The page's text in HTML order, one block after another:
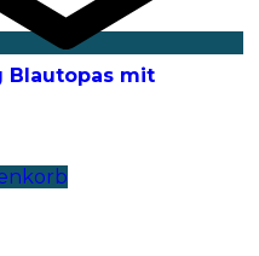
Blautopas mit